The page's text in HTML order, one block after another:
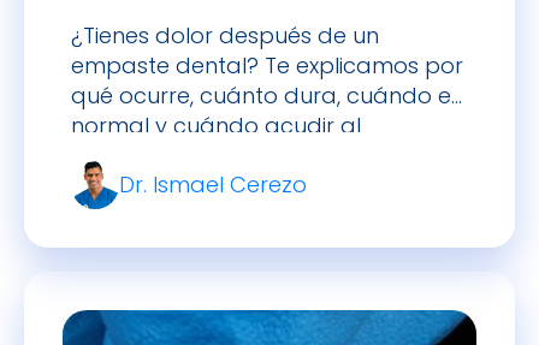
¿Tienes dolor después de un
empaste dental? Te explicamos por
qué ocurre, cuánto dura, cuándo es
normal y cuándo acudir al
odontólogo.
Dr. Ismael Cerezo